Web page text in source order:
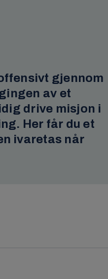
gjennom
av et
drive misjon i
Her får du et
ivaretas når